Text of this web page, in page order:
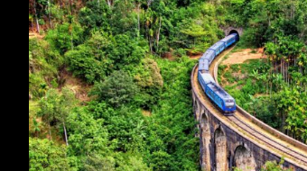
ス・
タ
ワ
ー